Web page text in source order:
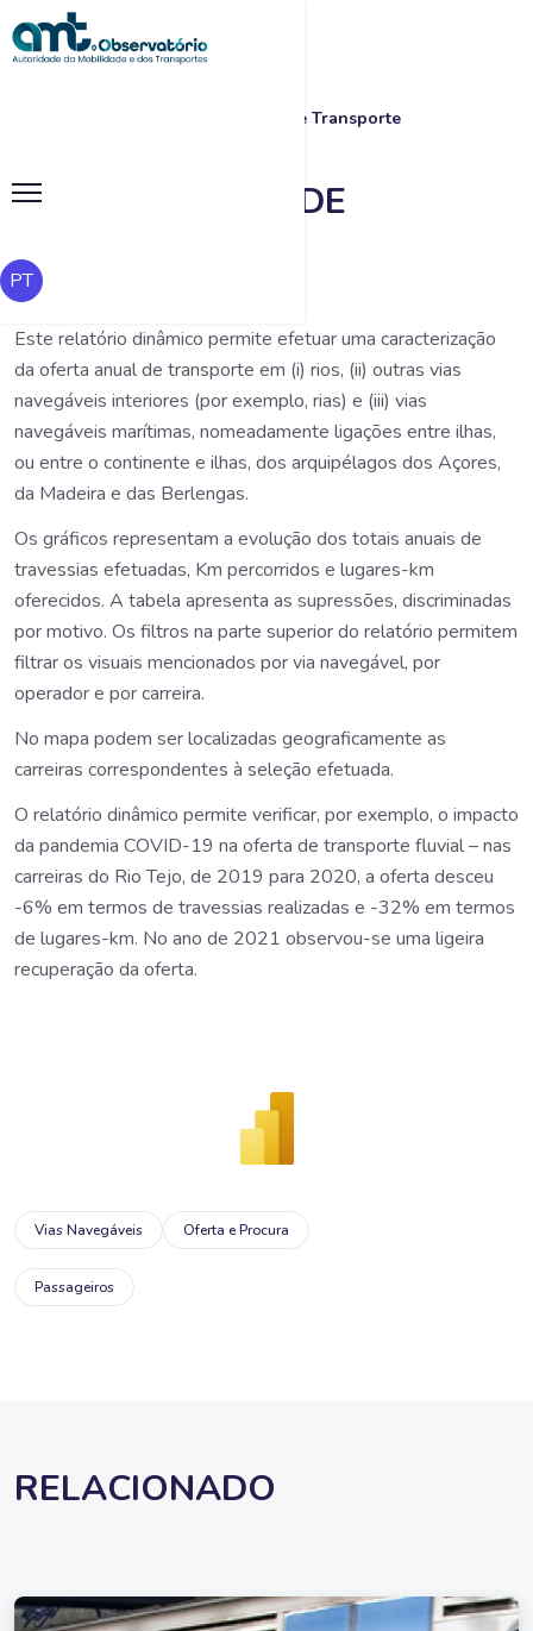
PT
Oferta Anual de Transporte
OFERTA ANUAL DE
Este relatório dinâmico permite efetuar uma caracterização
da oferta anual de transporte em (i) rios, (ii) outras vias
navegáveis interiores (por exemplo, rias) e (iii) vias
navegáveis marítimas, nomeadamente ligações entre ilhas,
ou entre o continente e ilhas, dos arquipélagos dos Açores,
da Madeira e das Berlengas.
Os gráficos representam a evolução dos totais anuais de
travessias efetuadas, Km percorridos e lugares-km
oferecidos. A tabela apresenta as supressões, discriminadas
por motivo. Os filtros na parte superior do relatório permitem
filtrar os visuais mencionados por via navegável, por
operador e por carreira.
No mapa podem ser localizadas geograficamente as
carreiras correspondentes à seleção efetuada.
O relatório dinâmico permite verificar, por exemplo, o impacto
da pandemia COVID-19 na oferta de transporte fluvial – nas
carreiras do Rio Tejo, de 2019 para 2020, a oferta desceu
-6% em termos de travessias realizadas e -32% em termos
de lugares-km. No ano de 2021 observou-se uma ligeira
recuperação da oferta.
Vias Navegáveis Oferta e Procura
Passageiros
RELACIONADO